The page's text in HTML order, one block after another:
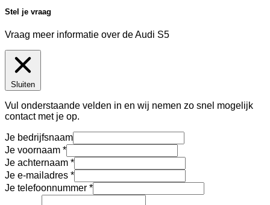
Stel je vraag
Vraag meer informatie over deAudi S5
Sluiten
Vul onderstaande velden in en wij nemen zo snel mogelijk
contact met je op.
Je bedrijfsnaam
Je voornaam
Je achternaam
Je e-mailadres
Je telefoonnummer